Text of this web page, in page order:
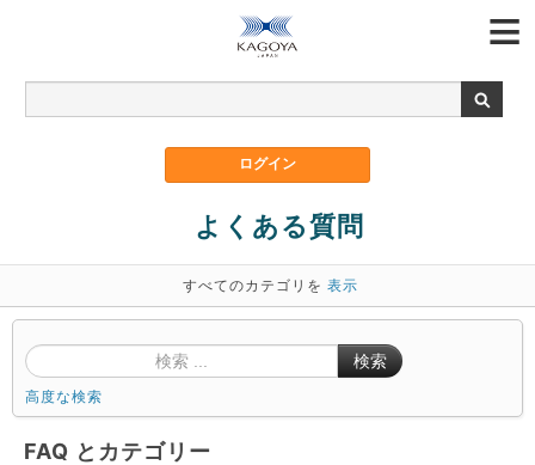
よくある質問
すべてのカテゴリを 表示
検索
高度な検索
FAQ とカテゴリー